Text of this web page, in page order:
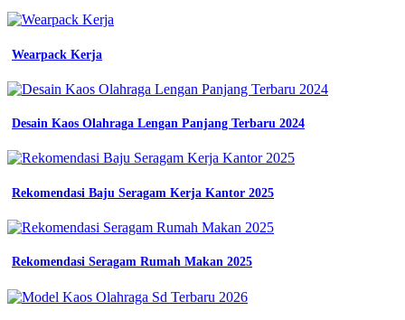
selatan
cv
wearpack
2
Smk
sabuk
rejeki
Wearpack Kerja
Desain Kaos Olahraga Lengan Panjang Terbaru 2024
Rekomendasi Baju Seragam Kerja Kantor 2025
Rekomendasi Seragam Rumah Makan 2025